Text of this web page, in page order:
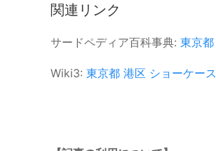
関連リンク
サードペディア百科事典: 東京都
Wiki3: 東京都 港区 ショーケース